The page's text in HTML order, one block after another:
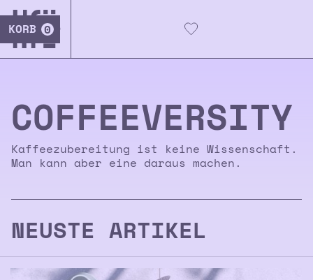
KORB 0
COFFEE­­VERSITY
Kaffeezubereitung ist keine Wissenschaft.
Man kann aber eine daraus machen.
NEUSTE ARTIKEL